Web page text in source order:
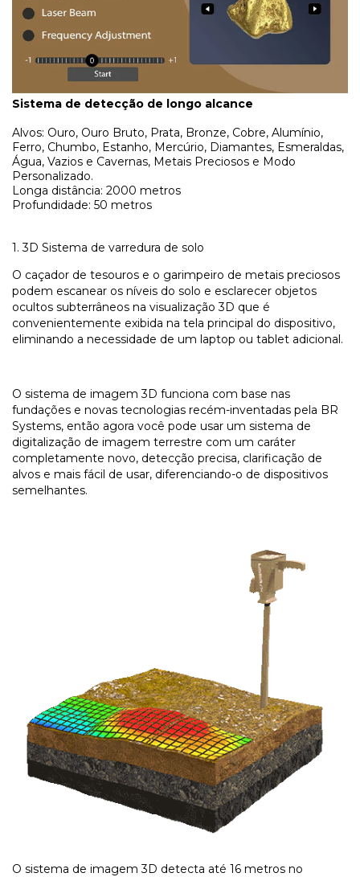
Sistema de detecção de longo alcance
Alvos: Ouro, Ouro Bruto, Prata, Bronze, Cobre, Alumínio,
Ferro, Chumbo, Estanho, Mercúrio, Diamantes, Esmeraldas,
Água, Vazios e Cavernas, Metais Preciosos e Modo
Personalizado.
Longa distância: 2000 metros
Profundidade: 50 metros
1. 3D Sistema de varredura de solo
O caçador de tesouros e o garimpeiro de metais preciosos
podem escanear os níveis do solo e esclarecer objetos
ocultos subterrâneos na visualização 3D que é
convenientemente exibida na tela principal do dispositivo,
eliminando a necessidade de um laptop ou tablet adicional.
O sistema de imagem 3D funciona com base nas
fundações e novas tecnologias recém-inventadas pela BR
Systems, então agora você pode usar um sistema de
digitalização de imagem terrestre com um caráter
completamente novo, detecção precisa, clarificação de
alvos e mais fácil de usar, diferenciando-o de dispositivos
semelhantes.
O sistema de imagem 3D detecta até 16 metros no